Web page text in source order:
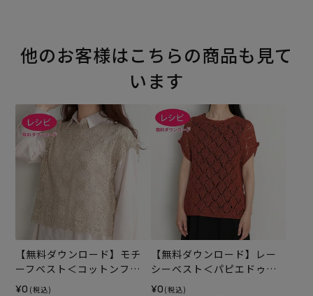
他のお客様はこちらの商品も見て
います
【無料ダウンロード】モチ
ーフベスト＜コットンフィ
ールファイン＞（レシピ）
¥0 (税込)
【無料ダウンロード】レー
シーベスト＜パピエドゥ＞
（レシピ）
¥0 (税込)